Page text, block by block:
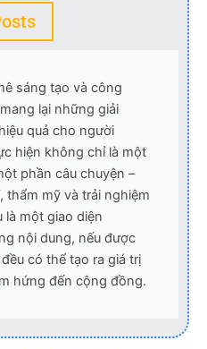
sáng tạo và công
lại những giải
quả cho người
hiện không chỉ là một
phần câu chuyện –
thẩm mỹ và trải nghiệm
là một giao diện
nội dung, nếu được
có thể tạo ra giá trị
hứng đến cộng đồng.